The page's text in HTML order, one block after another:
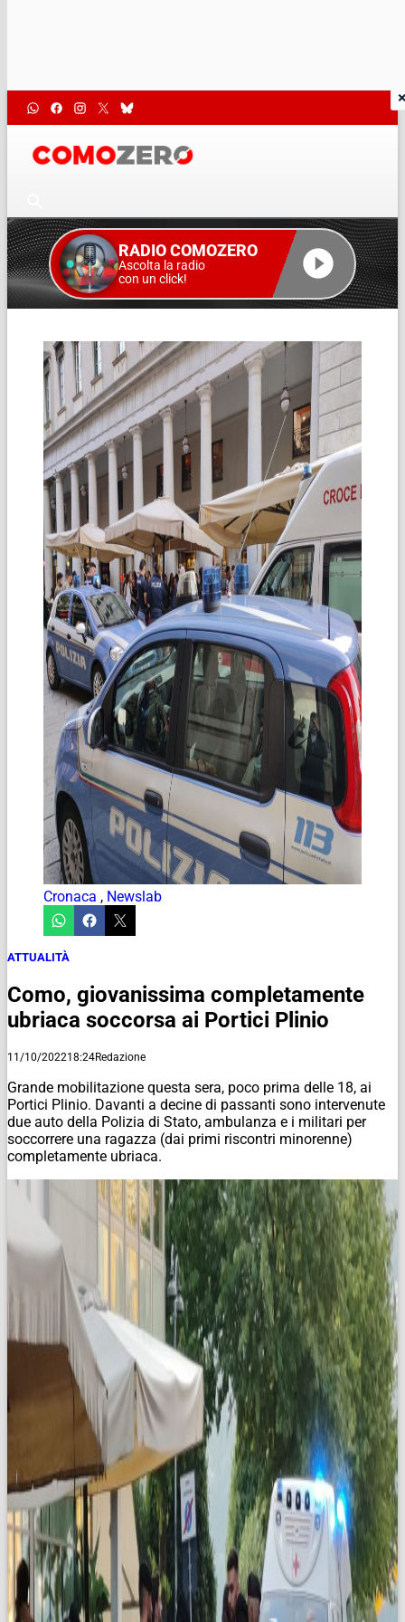
RADIO COMOZERO
Ascolta la radio
con un click!
Cronaca , Newslab
ATTUALITÀ
Como, giovanissima completamente
ubriaca soccorsa ai Portici Plinio
11/10/202218:24Redazione
Grande mobilitazione questa sera, poco prima delle 18, ai
Portici Plinio. Davanti a decine di passanti sono intervenute
due auto della Polizia di Stato, ambulanza e i militari per
soccorrere una ragazza (dai primi riscontri minorenne)
completamente ubriaca.